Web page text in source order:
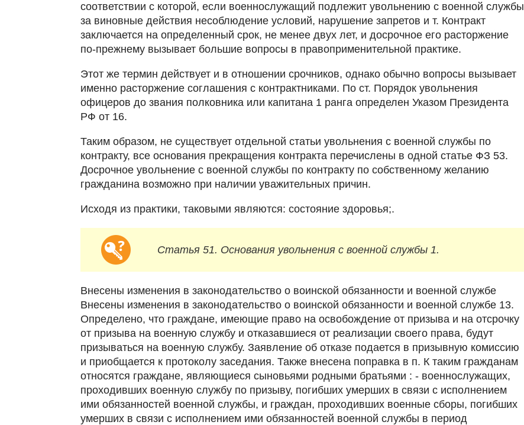
соответствии с которой, если военнослужащий подлежит увольнению с военной службы
за виновные действия несоблюдение условий, нарушение запретов и т. Контракт
заключается на определенный срок, не менее двух лет, и досрочное его расторжение
по-прежнему вызывает большие вопросы в правоприменительной практике.
Этот же термин действует и в отношении срочников, однако обычно вопросы вызывает
именно расторжение соглашения с контрактниками. По ст. Порядок увольнения
офицеров до звания полковника или капитана 1 ранга определен Указом Президента
РФ от 16.
Таким образом, не существует отдельной статьи увольнения с военной службы по
контракту, все основания прекращения контракта перечислены в одной статье ФЗ 53.
Досрочное увольнение с военной службы по контракту по собственному желанию
гражданина возможно при наличии уважительных причин.
Исходя из практики, таковыми являются: состояние здоровья;.
Статья 51. Основания увольнения с военной службы 1.
Внесены изменения в законодательство о воинской обязанности и военной службе
Внесены изменения в законодательство о воинской обязанности и военной службе 13.
Определено, что граждане, имеющие право на освобождение от призыва и на отсрочку
от призыва на военную службу и отказавшиеся от реализации своего права, будут
призываться на военную службу. Заявление об отказе подается в призывную комиссию
и приобщается к протоколу заседания. Также внесена поправка в п. К таким гражданам
относятся граждане, являющиеся сыновьями родными братьями : - военнослужащих,
проходивших военную службу по призыву, погибших умерших в связи с исполнением
ими обязанностей военной службы, и граждан, проходивших военные сборы, погибших
умерших в связи с исполнением ими обязанностей военной службы в период